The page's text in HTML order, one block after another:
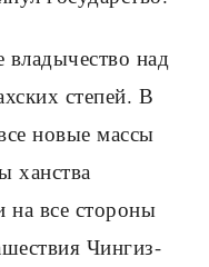
над
степей. В
новые массы
ханства
на все стороны
Чингиз-